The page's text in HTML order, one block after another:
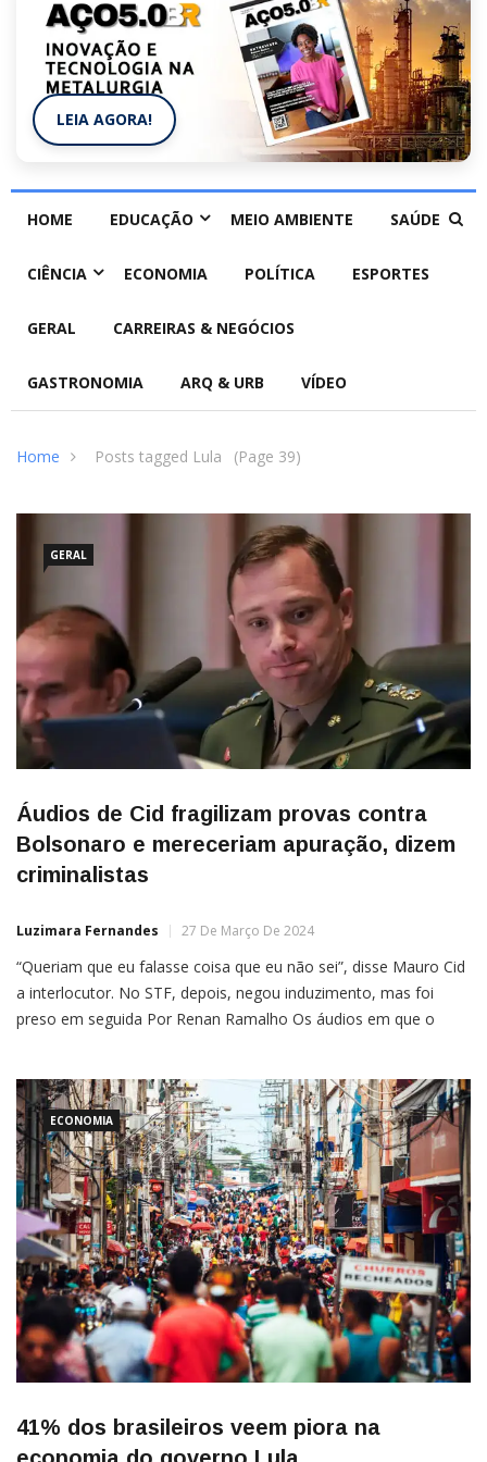
LEIA AGORA!
HOME EDUCAÇÃO MEIO AMBIENTE SAÚDE
CIÊNCIA ECONOMIA POLÍTICA ESPORTES
GERAL CARREIRAS & NEGÓCIOS
GASTRONOMIA ARQ & URB VÍDEO
Home Posts tagged Lula (Page 39)
GERAL
Áudios de Cid fragilizam provas contra
Bolsonaro e mereceriam apuração, dizem
criminalistas
Luzimara Fernandes 27 De Março De 2024
“Queriam que eu falasse coisa que eu não sei”, disse Mauro Cid
a interlocutor. No STF, depois, negou induzimento, mas foi
preso em seguida Por Renan Ramalho Os áudios em que o
ECONOMIA
41% dos brasileiros veem piora na